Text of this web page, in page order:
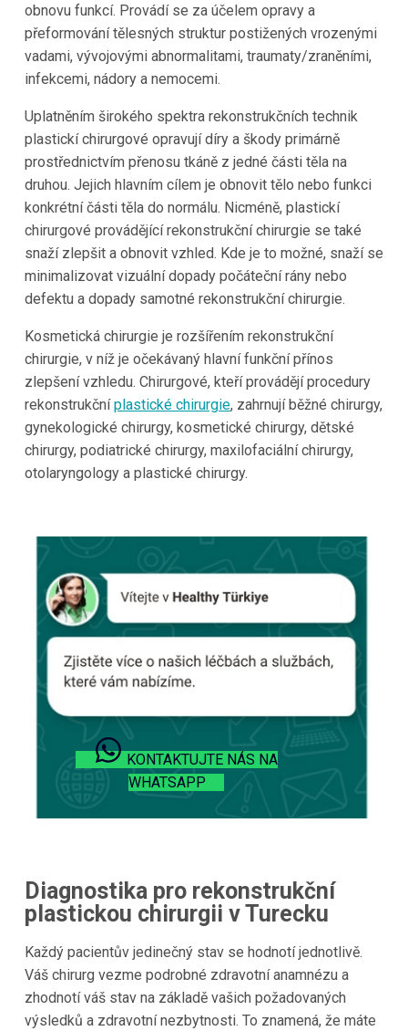
obnovu funkcí. Provádí se za účelem opravy a
přeformování tělesných struktur postižených vrozenými
vadami, vývojovými abnormalitami, traumaty/zraněními,
infekcemi, nádory a nemocemi.
Uplatněním širokého spektra rekonstrukčních technik
plastickí chirurgové opravují díry a škody primárně
prostřednictvím přenosu tkáně z jedné části těla na
druhou. Jejich hlavním cílem je obnovit tělo nebo funkci
konkrétní části těla do normálu. Nicméně, plastickí
chirurgové provádějící rekonstrukční chirurgie se také
snaží zlepšit a obnovit vzhled. Kde je to možné, snaží se
minimalizovat vizuální dopady počáteční rány nebo
defektu a dopady samotné rekonstrukční chirurgie.
Kosmetická chirurgie je rozšířením rekonstrukční
chirurgie, v níž je očekávaný hlavní funkční přínos
zlepšení vzhledu. Chirurgové, kteří provádějí procedury
rekonstrukčníplastické chirurgie, zahrnují běžné chirurgy,
gynekologické chirurgy, kosmetické chirurgy, dětské
chirurgy, podiatrické chirurgy, maxilofaciální chirurgy,
otolaryngology a plastické chirurgy.
KONTAKTUJTE NÁS NA
WHATSAPP
Diagnostika pro rekonstrukční
plastickou chirurgii v Turecku
Každý pacientův jedinečný stav se hodnotí jednotlivě.
Váš chirurg vezme podrobné zdravotní anamnézu a
zhodnotí váš stav na základě vašich požadovaných
výsledků a zdravotní nezbytnosti. To znamená, že máte